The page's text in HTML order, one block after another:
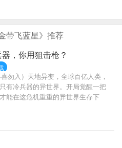
带飞蓝星》推荐
，你用狙击枪？
勿入）天地异变，全球百亿人类，
有冷兵器的异世界。开局觉醒一把
能在这危机重重的异世界生存下
命神兵，竟然是一座军火库！沙漠
特林、火箭筒…应有尽有！当漫天
都瑟瑟发抖时，南风扛着歼星炮站